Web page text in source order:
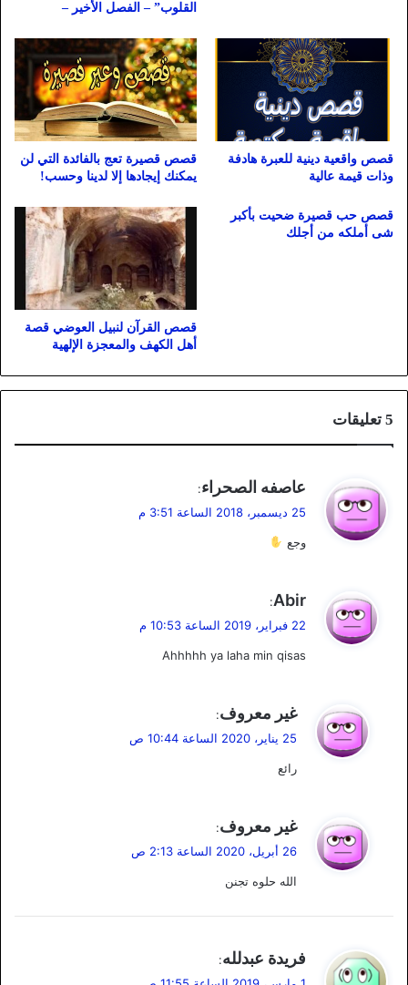
القلوب” – الفصل الأخير –
قصص واقعية دينية للعبرة هادفة
وذات قيمة عالية
قصص قصيرة تعج بالفائدة التي لن
يمكنك إيجادها إلا لدينا وحسب!
قصص حب قصيرة ضحيت بأكبر
شى أملكه من أجلك
قصص القرآن لنبيل العوضي قصة
أهل الكهف والمعجزة الإلهية
‫5 تعليقات
ي
ل
عاصفه الصحراء:
25 ديسمبر، 2018 الساعة 3:51 م
وجع
ي
ل
Abir
:
22 فبراير، 2019 الساعة 10:53 م
Ahhhhh ya laha min qisas
ي
ل
غير معروف:
25 يناير، 2020 الساعة 10:44 ص
رائع
ي
ل
غير معروف:
26 أبريل، 2020 الساعة 2:13 ص
الله حلوه تجنن
يفريدة عبدلله: